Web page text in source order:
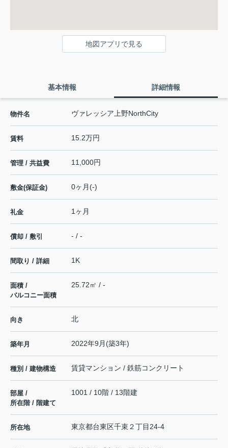
地図アプリで見る
基本情報 詳細情報
物件名 ヴァレッシア上野NorthCity
賃料 15.2万円
管理 / 共益費 11,000円
敷金(保証金) 0ヶ月(-)
礼金 1ヶ月
償却 / 敷引 - / -
間取り / 詳細 1K
面積 /
バルコニー面積
25.72㎡ / -
向き 北
築年月 2022年9月(築3年)
種別 / 建物構造 賃貸マンション / 鉄筋コンクリート
部屋 /
所在階 / 階建て
1001 / 10階 / 13階建
所在地 東京都台東区千束２丁目24-4